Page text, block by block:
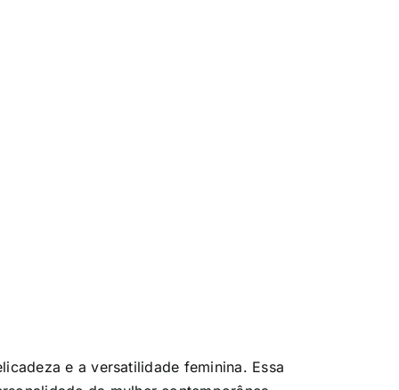
e a versatilidade feminina. Essa